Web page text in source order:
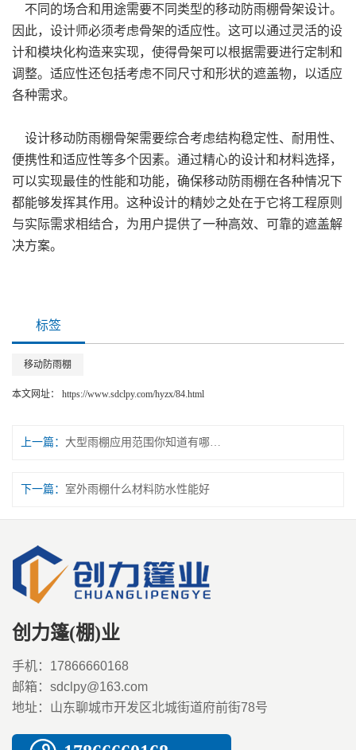
不同的场合和用途需要不同类型的移动防雨棚骨架设计。
因此，设计师必须考虑骨架的适应性。这可以通过灵活的设
计和模块化构造来实现，使得骨架可以根据需要进行定制和
调整。适应性还包括考虑不同尺寸和形状的遮盖物，以适应
各种需求。
设计移动防雨棚骨架需要综合考虑结构稳定性、耐用性、
便携性和适应性等多个因素。通过精心的设计和材料选择，
可以实现最佳的性能和功能，确保移动防雨棚在各种情况下
都能够发挥其作用。这种设计的精妙之处在于它将工程原则
与实际需求相结合，为用户提供了一种高效、可靠的遮盖解
决方案。
标签
移动防雨棚
本文网址： https://www.sdclpy.com/hyzx/84.html
上一篇：
下一篇： 室外雨棚什么材料防水性能好
创力篷(棚)业
手机：17866660168
邮箱：sdclpy@163.com
地址：山东聊城市开发区北城街道府前街78号